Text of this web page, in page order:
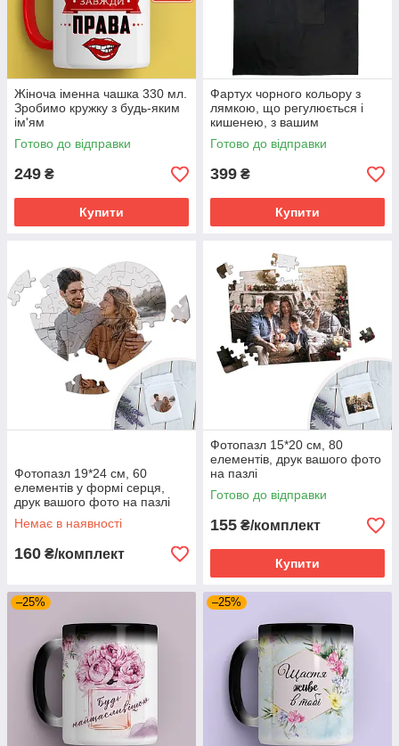
Жіноча іменна чашка 330 мл.
Зробимо кружку з будь-яким
ім'ям
Готово до відправки
249 ₴
Купити
Фартух чорного кольору з
лямкою, що регулюється і
кишенею, з вашим
індивідуальним дизайном
Готово до відправки
399 ₴
Купити
Фотопазл 19*24 см, 60
елементів у формі серця,
друк вашого фото на пазлі
Немає в наявності
160 ₴/комплект
Фотопазл 15*20 см, 80
елементів, друк вашого фото
на пазлі
Готово до відправки
155 ₴/комплект
Купити
–25% –25%